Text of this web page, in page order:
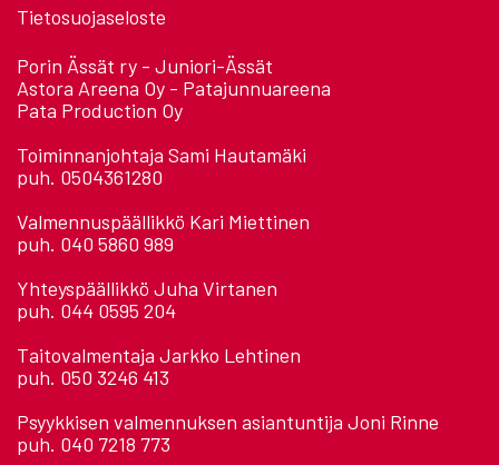
Tietosuojaseloste
Porin Ässät ry - Juniori-Ässät
Astora Areena Oy - Patajunnuareena
Pata Production Oy
Toiminnanjohtaja Sami Hautamäki
puh. 0504361280
Valmennuspäällikkö Kari Miettinen
puh. 040 5860 989
Yhteyspäällikkö Juha Virtanen
puh. 044 0595 204
Taitovalmentaja Jarkko Lehtinen
puh. 050 3246 413
Psyykkisen valmennuksen asiantuntija Joni Rinne
puh. 040 7218 773